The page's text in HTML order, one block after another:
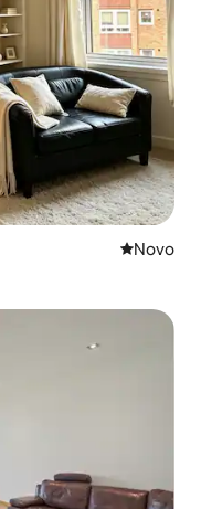
Novo
Novo